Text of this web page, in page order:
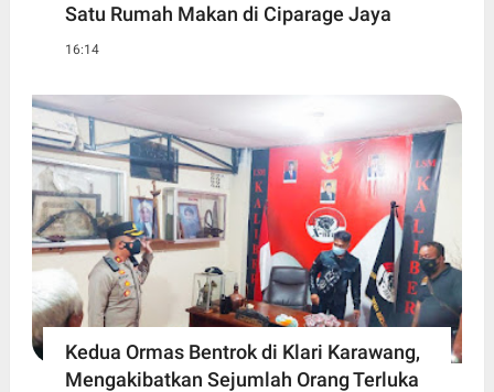
Satu Rumah Makan di Ciparage Jaya
16:14
Kedua Ormas Bentrok di Klari Karawang,
Mengakibatkan Sejumlah Orang Terluka